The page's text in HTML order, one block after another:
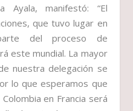
Ayala, manifestó: “El
que tuvo lugar en
del proceso de
este mundial. La mayor
nuestra delegación se
lo que esperamos que
en Francia será